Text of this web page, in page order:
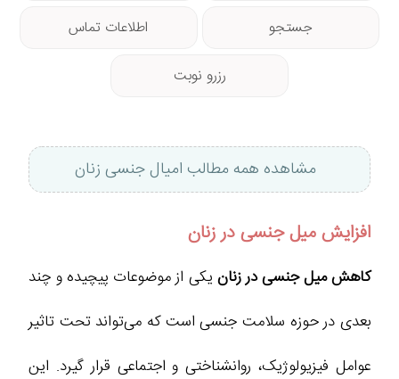
جستجو اطلاعات تماس
رزرو نوبت
مشاهده همه مطالب امیال جنسی زنان
افزایش میل جنسی در زنان
کاهش میل جنسی در زنان یکی از موضوعات پیچیده و چند
بعدی در حوزه سلامت جنسی است که می‌تواند تحت تاثیر
عوامل فیزیولوژیک، روانشناختی و اجتماعی قرار گیرد. این